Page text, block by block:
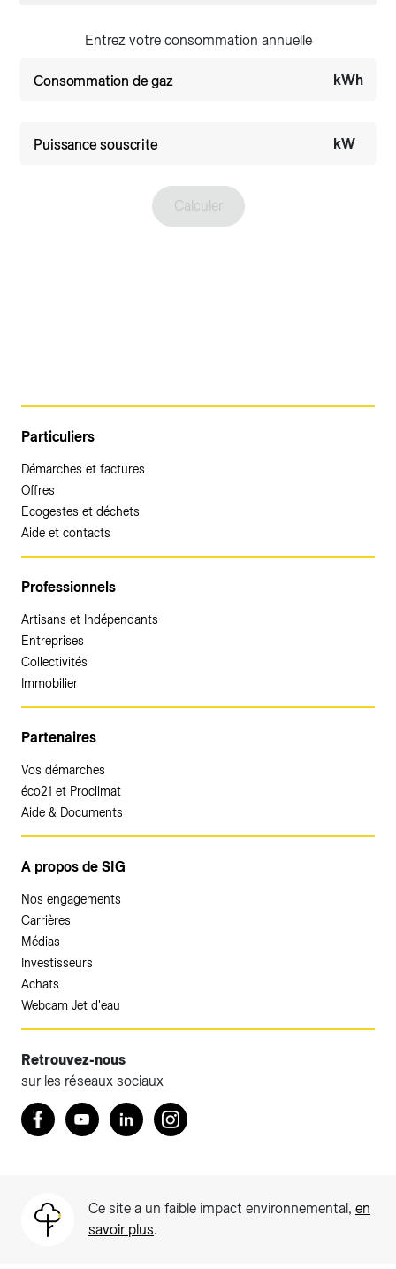
Entrez votre consommation annuelle
Consommation de gaz kWh
Puissance souscrite kW
Calculer
Particuliers
Démarches et factures
Offres
Ecogestes et déchets
Aide et contacts
Professionnels
Artisans et Indépendants
Entreprises
Collectivités
Immobilier
Partenaires
Vos démarches
éco21 et Proclimat
Aide & Documents
A propos de SIG
Nos engagements
Carrières
Médias
Investisseurs
Achats
Webcam Jet d'eau
Retrouvez-nous
sur les réseaux sociaux
Retrouvez nous sur Facebook
YoutubeLinkedInInstagram
Ce site a un faible impact environnemental, en
savoir plus.
Accéder à votre espace client SIG.
Votre espace client SIG n'est pas optimisé pour une
Particuliers)